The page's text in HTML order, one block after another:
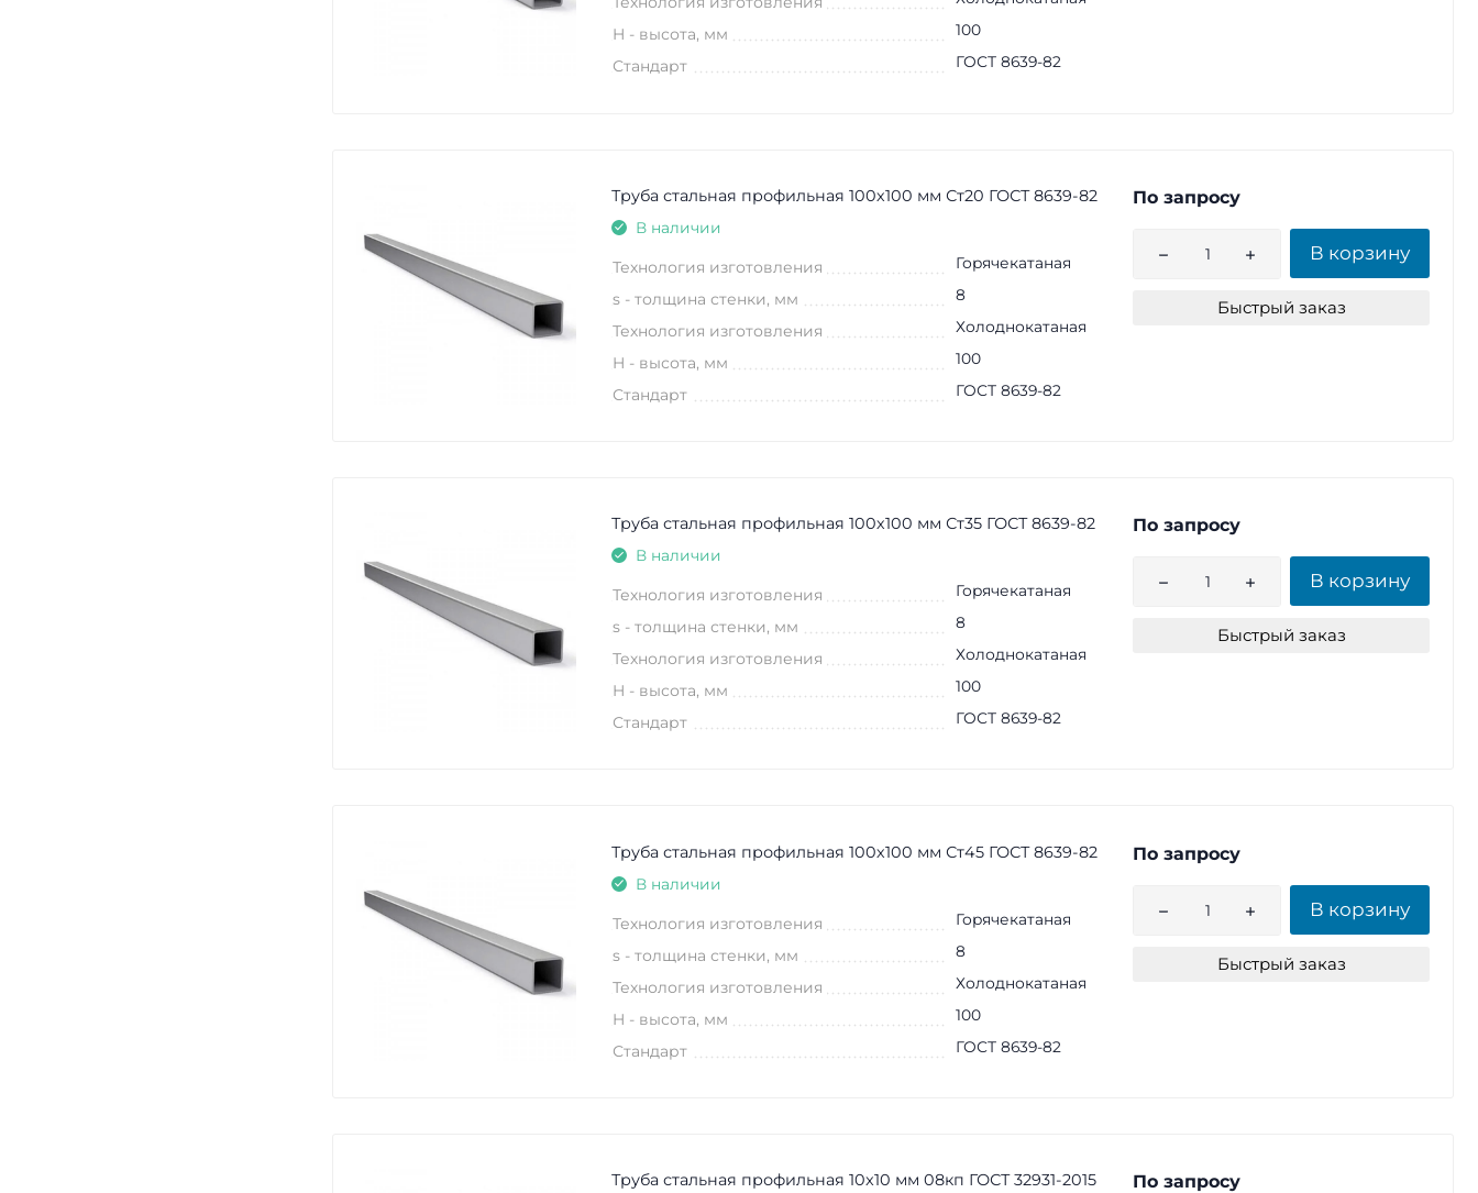
H - высота, мм 100
Стандарт ГОСТ 8639-82
Труба стальная профильная 100х100 мм Ст20 ГОСТ 8639-82
В наличии
Технология изготовления Горячекатаная
s - толщина стенки, мм 8
Технология изготовления Холоднокатаная
H - высота, мм 100
Стандарт ГОСТ 8639-82
По запросу
В корзину
Быстрый заказ
Труба стальная профильная 100х100 мм Ст35 ГОСТ 8639-82
В наличии
Технология изготовления Горячекатаная
s - толщина стенки, мм 8
Технология изготовления Холоднокатаная
H - высота, мм 100
Стандарт ГОСТ 8639-82
По запросу
В корзину
Быстрый заказ
Труба стальная профильная 100х100 мм Ст45 ГОСТ 8639-82
В наличии
Технология изготовления Горячекатаная
s - толщина стенки, мм 8
Технология изготовления Холоднокатаная
H - высота, мм 100
Стандарт ГОСТ 8639-82
По запросу
В корзину
Быстрый заказ
Труба стальная профильная 10x10 мм 08кп ГОСТ 32931-2015 По запросу